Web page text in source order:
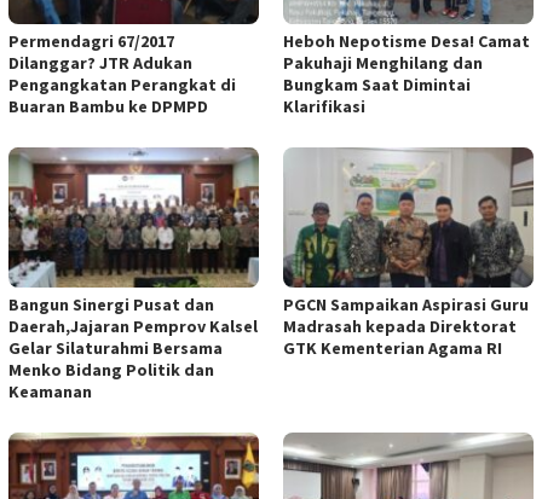
Permendagri 67/2017
Dilanggar? JTR Adukan
Pengangkatan Perangkat di
Buaran Bambu ke DPMPD
Heboh Nepotisme Desa! Camat
Pakuhaji Menghilang dan
Bungkam Saat Dimintai
Klarifikasi
Bangun Sinergi Pusat dan
Daerah,Jajaran Pemprov Kalsel
Gelar Silaturahmi Bersama
Menko Bidang Politik dan
Keamanan
PGCN Sampaikan Aspirasi Guru
Madrasah kepada Direktorat
GTK Kementerian Agama RI